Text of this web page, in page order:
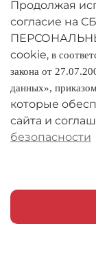
Оферта
Политика
Оплата и
Условия
Реквизиты
Продолжая
согласие на
cookie, в
закона от
данных»,
которые
сайта и
безопасности